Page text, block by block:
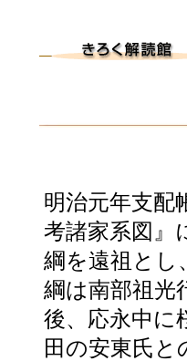
明治元年支配
考諸家系図』
綱を遠祖とし
綱は南部祖光
後、応永中に
田の安東氏と